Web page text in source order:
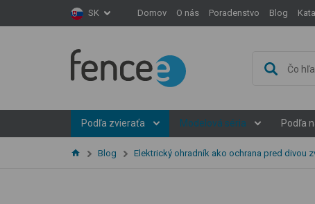
SK Domov O nás Poradenstvo Blog
Podľa zvieraťa Modelová séria Podľa
Blog Elektrický ohradník ako ochrana pred divou